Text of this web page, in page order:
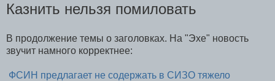
Казнить нельзя помиловать
В продолжение темы о заголовках. На "Эхе" новость
звучит намного корректнее:
ФСИН предлагает не содержать в СИЗО тяжело